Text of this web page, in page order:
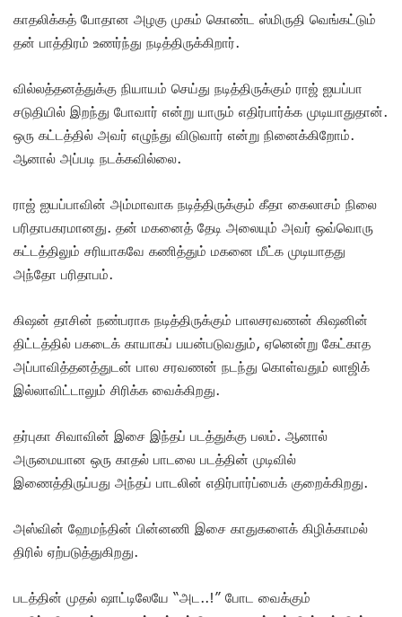
காதலிக்கத் போதான அழகு முகம் கொண்ட ஸ்மிருதி வெங்கட்டும்
தன் பாத்திரம் உணர்ந்து நடித்திருக்கிறார்.
வில்லத்தனத்துக்கு நியாயம் செய்து நடித்திருக்கும் ராஜ் ஐயப்பா
சடுதியில் இறந்து போவார் என்று யாரும் எதிர்பார்க்க முடியாதுதான்.
ஒரு கட்டத்தில் அவர் எழுந்து விடுவார் என்று நினைக்கிறோம்.
ஆனால் அப்படி நடக்கவில்லை.
ராஜ் ஐயப்பாவின் அம்மாவாக நடித்திருக்கும் கீதா கைலாசம் நிலை
பரிதாபகரமானது. தன் மகனைத் தேடி அலையும் அவர் ஒவ்வொரு
கட்டத்திலும் சரியாகவே கணித்தும் மகனை மீட்க முடியாதது
அந்தோ பரிதாபம்.
கிஷன் தாசின் நண்பராக நடித்திருக்கும் பாலசரவணன் கிஷனின்
திட்டத்தில் பகடைக் காயாகப் பயன்படுவதும், ஏனென்று கேட்காத
அப்பாவித்தனத்துடன் பால சரவணன் நடந்து கொள்வதும் லாஜிக்
இல்லாவிட்டாலும் சிரிக்க வைக்கிறது.
தர்புகா சிவாவின் இசை இந்தப் படத்துக்கு பலம். ஆனால்
அருமையான ஒரு காதல் பாடலை படத்தின் முடிவில்
இணைத்திருப்பது அந்தப் பாடலின் எதிர்பார்ப்பைக் குறைக்கிறது.
அஸ்வின் ஹேமந்தின் பின்னணி இசை காதுகளைக் கிழிக்காமல்
திரில் ஏற்படுத்துகிறது.
படத்தின் முதல் ஷாட்டிலேயே “அட..!” போட வைக்கும்